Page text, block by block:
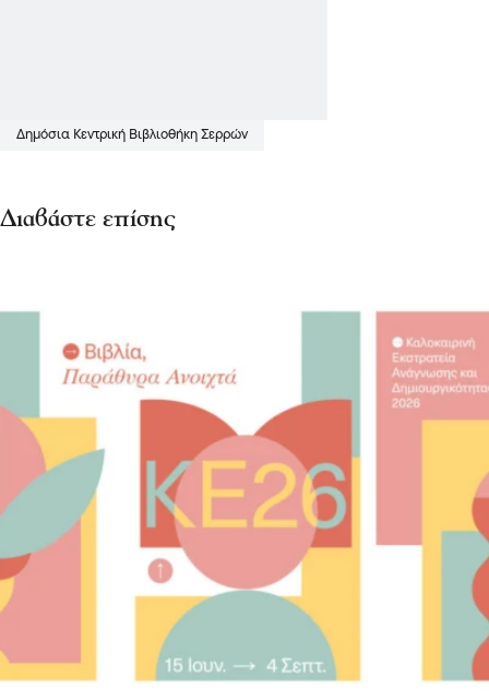
Δημόσια Κεντρική Βιβλιοθήκη Σερρών
Διαβάστε επίσης